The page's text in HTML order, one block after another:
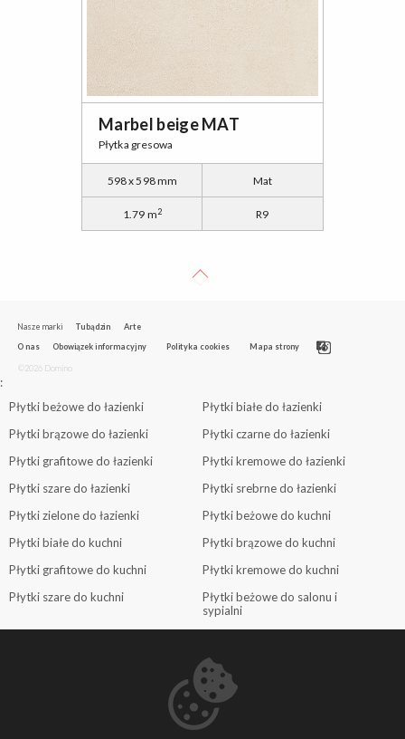
Marbel beige MAT
Płytka gresowa
598 x 598 mm Mat
1.79 m2 R9
Nasze marki Tubądzin
Arte
O nas
Obowiązek informacyjny Polityka cookies Mapa strony
©2026 Domino
:
Płytki beżowe do łazienki
Płytki białe do łazienki
Płytki brązowe do łazienki
Płytki czarne do łazienki
Płytki grafitowe do łazienki
Płytki kremowe do łazienki
Płytki szare do łazienki
Płytki srebrne do łazienki
Płytki zielone do łazienki
Płytki beżowe do kuchni
Płytki białe do kuchni
Płytki brązowe do kuchni
Płytki grafitowe do kuchni
Płytki kremowe do kuchni
Płytki szare do kuchni
Płytki beżowe do salonu i
sypialni
Płytki szare do salonu i sypialni
Płytki zielone do salonu i sypialni
Płytki beżowe do holu i
przedpokoju